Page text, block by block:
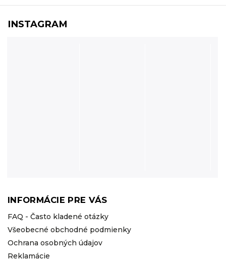
INFORMÁCIE PRE VÁS
FAQ - Často kladené otázky
Všeobecné obchodné podmienky
Ochrana osobných údajov
Reklamácie
INSTAGRAM